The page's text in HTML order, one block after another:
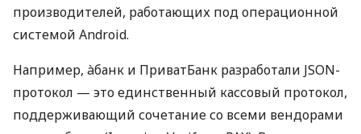
производителей, работающих под операционной
системой Android.
Например, àбанк и ПриватБанк разработали JSON-
протокол — это единственный кассовый протокол,
поддерживающий сочетание со всеми вендорами